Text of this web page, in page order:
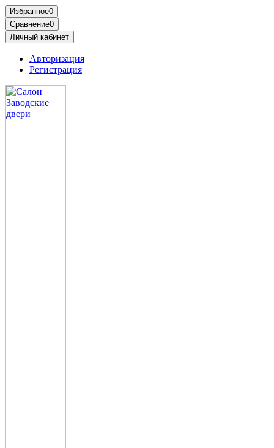
Избранное0
Сравнение0
Личный кабинет
Авторизация
Регистрация